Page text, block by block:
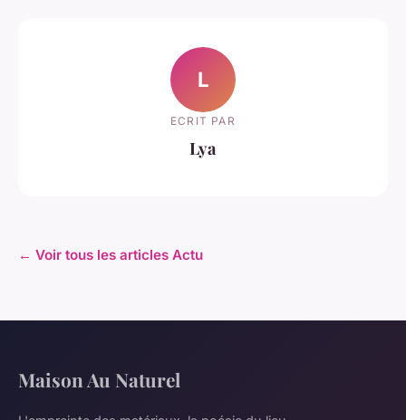
L
ECRIT PAR
Lya
← Voir tous les articles Actu
Maison Au Naturel